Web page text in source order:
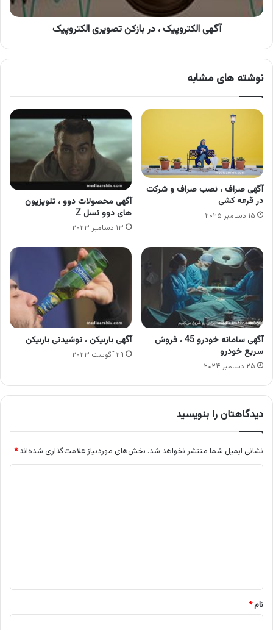
آگهی الکتروپیک ، در بازکن تصویری الکتروپیک
نوشته های مشابه
آگهی صراف ، نصب صراف و شرکت
در قرعه کشی
۱۵ دسامبر ۲۰۲۵
آگهی محصولات دوو ، تلویزیون
های دوو نسل Z
۱۳ دسامبر ۲۰۲۳
آگهی سامانه خودرو 45 ، فروش
سریع خودرو
۲۵ دسامبر ۲۰۲۴
آگهی باربیکن ، نوشیدنی باربیکن
۲۹ آگوست ۲۰۲۳
دیدگاهتان را بنویسید
نشانی ایمیل شما منتشر نخواهد شد. بخش‌های موردنیاز علامت‌گذاری شده‌اند*
نام*